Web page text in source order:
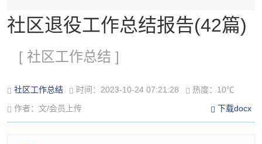
社区退役工作总结报告(42篇)
[ 社区工作总结 ]
社区工作总结 时间：2023-10-24 07:21:28
热度：10℃
作者：文/会员上传
下载docx